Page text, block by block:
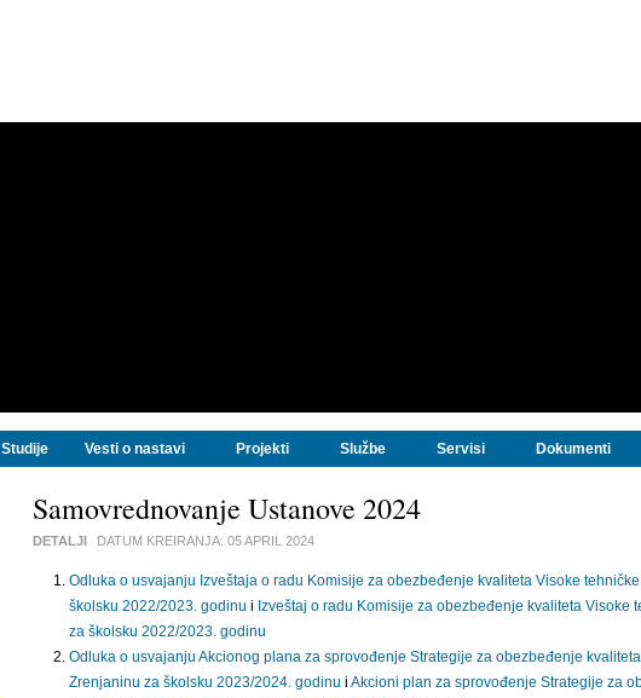
Studije Vesti o nastavi Projekti Službe Servisi Dokumenti
Samovrednovanje Ustanove 2024
DETALJI DATUM KREIRANJA: 05 APRIL 2024
Odluka o usvajanju Izveštaja o radu Komisije za obezbeđenje kvaliteta Visoke
školsku 2022/2023. godinu i Izveštaj o radu Komisije za obezbeđenje kvaliteta Visoke
za školsku 2022/2023. godinu
Odluka o usvajanju Akcionog plana za sprovođenje Strategije za obezbeđenje
Zrenjaninu za školsku 2023/2024. godinu i Akcioni plan za sprovođenje Strategije za